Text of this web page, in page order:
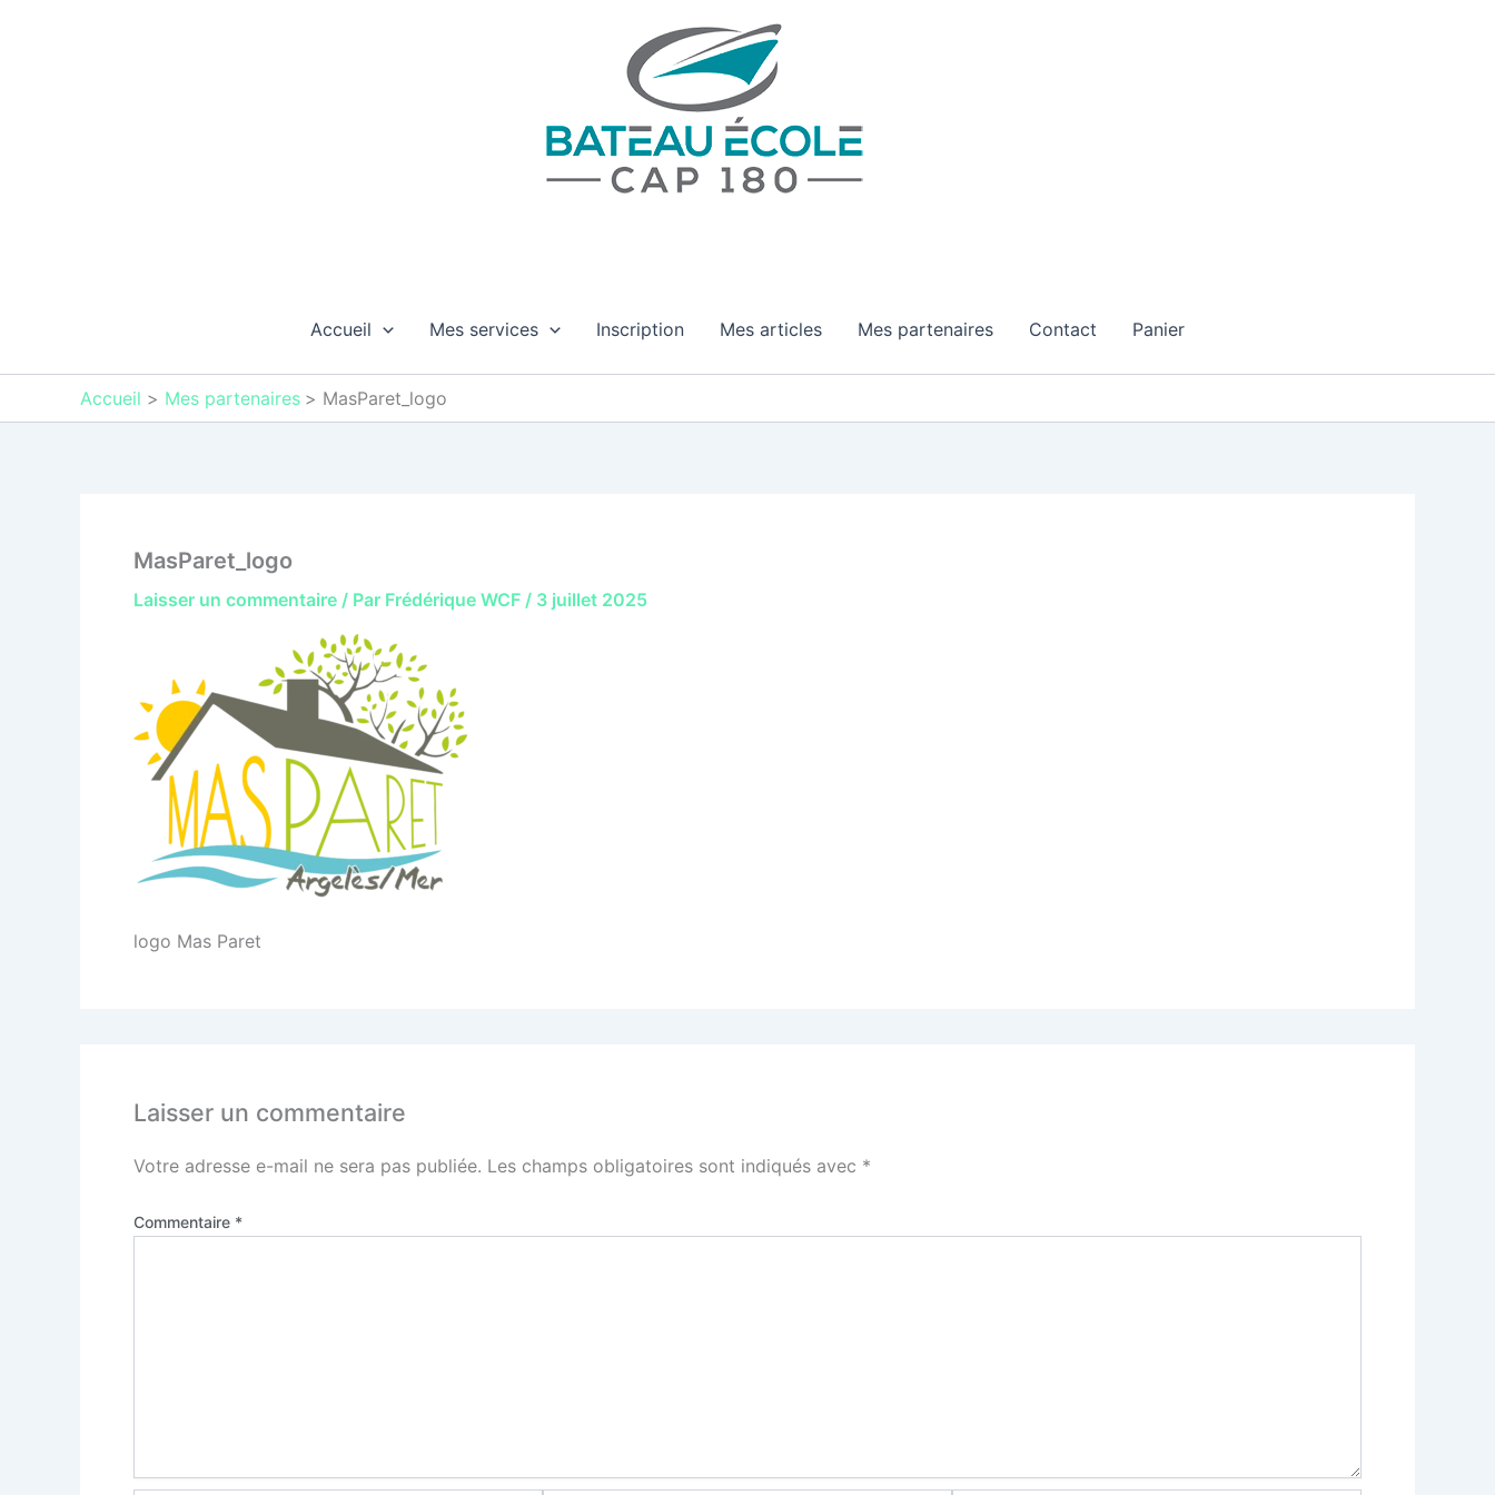
Accueil Mes services Inscription Mes articles Mes partenaires Contact Panier
Accueil Mes partenaires MasParet_logo
MasParet_logo
Laisser un commentaire / Par Frédérique WCF / 3 juillet 2025
logo Mas Paret
Laisser un commentaire
Votre adresse e-mail ne sera pas publiée. Les champs obligatoires sont indiqués avec *
Commentaire *